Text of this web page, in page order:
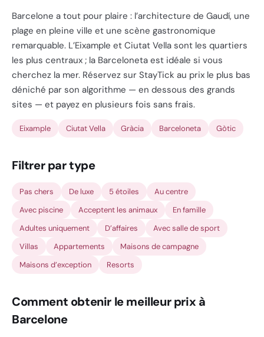
Barcelone a tout pour plaire : l’architecture de Gaudí, une
plage en pleine ville et une scène gastronomique
remarquable. L’Eixample et Ciutat Vella sont les quartiers
les plus centraux ; la Barceloneta est idéale si vous
cherchez la mer. Réservez sur StayTick au prix le plus bas
déniché par son algorithme — en dessous des grands
sites — et payez en plusieurs fois sans frais.
Eixample Ciutat Vella Gràcia Barceloneta Gòtic
Filtrer par type
Pas chers De luxe 5 étoiles
Au centre
Avec piscine
Acceptent les animaux
En famille
Adultes uniquement
D’affaires
Avec salle de sport
Villas
Appartements
Maisons de campagne
Maisons d’exception
Resorts
Comment obtenir le meilleur prix à
Barcelone